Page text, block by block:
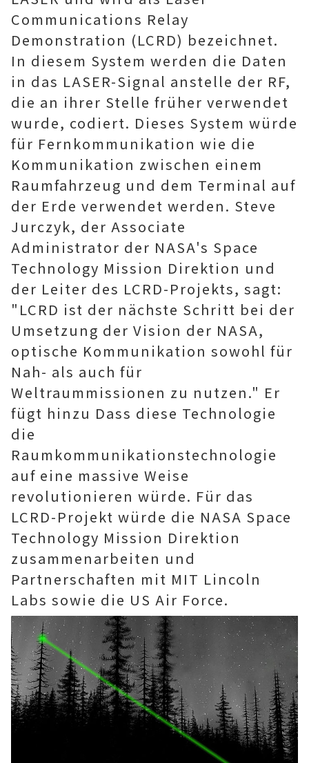
Communications Relay
Demonstration (LCRD) bezeichnet.
In diesem System werden die Daten
in das LASER-Signal anstelle der RF,
die an ihrer Stelle früher verwendet
wurde, codiert. Dieses System würde
für Fernkommunikation wie die
Kommunikation zwischen einem
Raumfahrzeug und dem Terminal auf
der Erde verwendet werden. Steve
Jurczyk, der Associate
Administrator der NASA's Space
Technology Mission Direktion und
der Leiter des LCRD-Projekts, sagt:
"LCRD ist der nächste Schritt bei der
Umsetzung der Vision der NASA,
optische Kommunikation sowohl für
Nah- als auch für
Weltraummissionen zu nutzen." Er
fügt hinzu Dass diese Technologie
die
Raumkommunikationstechnologie
auf eine massive Weise
revolutionieren würde. Für das
LCRD-Projekt würde die NASA Space
Technology Mission Direktion
zusammenarbeiten und
Partnerschaften mit MIT Lincoln
Labs sowie die US Air Force.